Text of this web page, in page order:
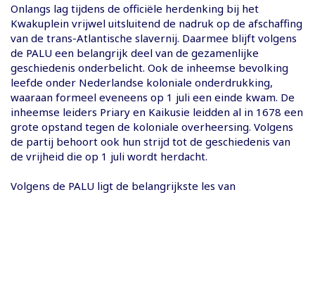
Onlangs lag tijdens de officiële herdenking bij het
Kwakuplein vrijwel uitsluitend de nadruk op de afschaffing
van de trans-Atlantische slavernij. Daarmee blijft volgens
de PALU een belangrijk deel van de gezamenlijke
geschiedenis onderbelicht. Ook de inheemse bevolking
leefde onder Nederlandse koloniale onderdrukking,
waaraan formeel eveneens op 1 juli een einde kwam. De
inheemse leiders Priary en Kaikusie leidden al in 1678 een
grote opstand tegen de koloniale overheersing. Volgens
de partij behoort ook hun strijd tot de geschiedenis van
de vrijheid die op 1 juli wordt herdacht.
Volgens de PALU ligt de belangrijkste les van